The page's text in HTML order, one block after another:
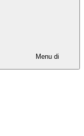
Menu di